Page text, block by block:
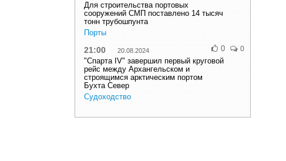
Для строительства портовых
сооружений СМП поставлено 14 тысяч
тонн трубошпунта
Порты
21:00 20.08.2024
"Спарта IV" завершил первый круговой
рейс между Архангельском и
строящимся арктическим портом
Бухта Север
Судоходство
0 0